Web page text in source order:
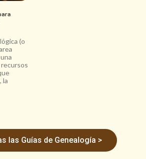
(o
la
las Guías de Genealogía >